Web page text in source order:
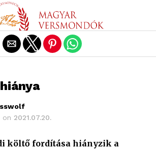
on 2021.07.20.
költő fordítása hiányzik a
Exit mobile version